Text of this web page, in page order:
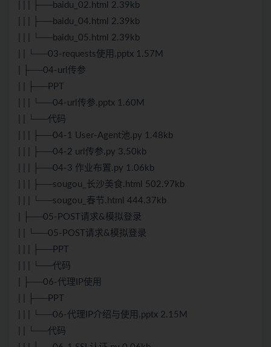
| | | ├──baidu_02.html 2.39kb
| | | ├──baidu_04.html 2.39kb
| | | └──baidu_05.html 2.39kb
| | └──03-requests使用.pptx 1.57M
| ├──04-url传参
| | ├──PPT
| | | └──04-url传参.pptx 1.60M
| | └──代码
| | | ├──04-1 User-Agent池.py 1.48kb
| | | ├──04-2 url传参.py 3.50kb
| | | ├──04-3 作业布置.py 1.06kb
| | | ├──sougou_长沙美食.html 502.97kb
| | | └──sougou_春节.html 444.37kb
| ├──05-POST请求&模拟登录
| | └──05-POST请求&模拟登录
| | | ├──PPT
| | | └──代码
| ├──06-代理IP使用
| | ├──PPT
| | | └──06-代理IP介绍与使用.pptx 2.15M
| | └──代码